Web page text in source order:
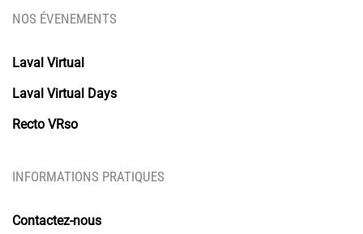
NOS ÉVENEMENTS
Laval Virtual
Laval Virtual Days
Recto VRso
INFORMATIONS PRATIQUES
Contactez-nous